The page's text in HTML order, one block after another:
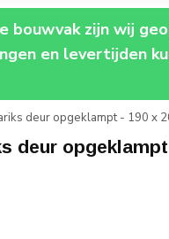
bouwvak zijn wij
en levertijden
deur opgeklampt - 190 x
deur